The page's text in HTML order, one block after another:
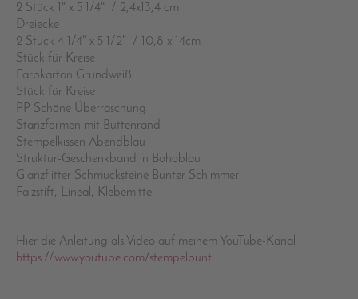
2 Stück 1" x 5 1/4" / 2,4x13,4 cm
Dreiecke
2 Stück 4 1/4" x 5 1/2" / 10,8 x 14cm
Stück für Kreise
Farbkarton Grundweiß
Stück für Kreise
PP Schöne Überraschung
Stanzformen mit Büttenrand
Stempelkissen Abendblau
Struktur-Geschenkband in Bohoblau
Glanzflitter Schmucksteine Bunter Schimmer
Falzstift, Lineal, Klebemittel
Hier die Anleitung als Video auf meinem YouTube-Kanal
https://www.youtube.com/stempelbunt